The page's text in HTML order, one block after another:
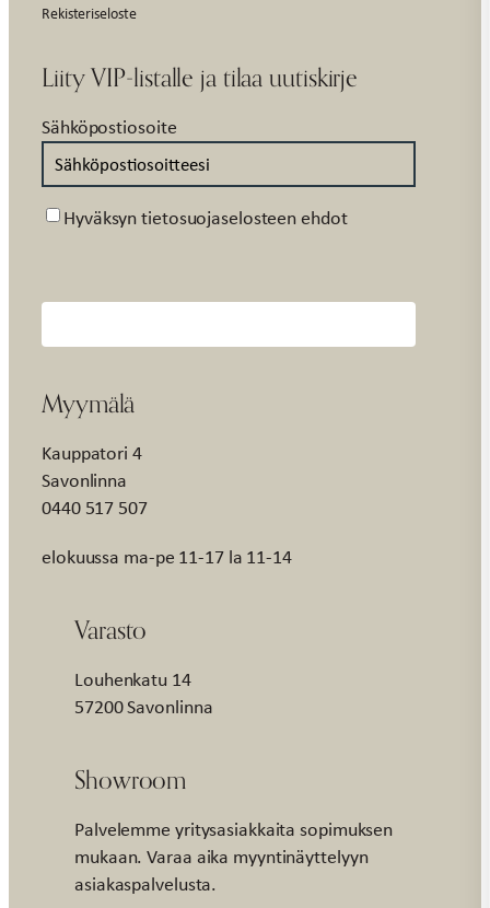
Rekisteriseloste
Liity VIP-listalle ja tilaa uutiskirje
Sähköpostiosoite
Suostumus
Hyväksyn tietosuojaselosteen ehdot
Myymälä
Kauppatori 4
Savonlinna
0440 517 507
elokuussa ma-pe 11-17 la 11-14
Varasto
Louhenkatu 14
57200 Savonlinna
Showroom
Palvelemme yritysasiakkaita sopimuksen
mukaan. Varaa aika myyntinäyttelyyn
asiakaspalvelusta.